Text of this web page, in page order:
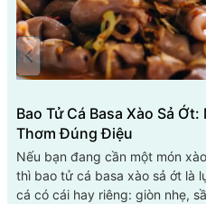
Bao Tử Cá Basa Xào Sả
Thơm Đúng Điệu
Nếu bạn đang cần một món
thì bao tử cá basa xào sả ớt là
cá có cái hay riêng: giòn nhẹ,